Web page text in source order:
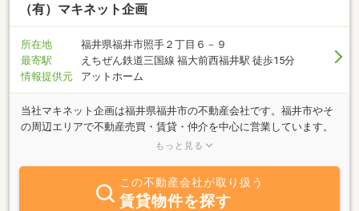
てください。また当社では貸家や売買不動産も取り扱っています。
です！物件探しはもちろん、不動産売却のご相談や査定依頼もおま
かせください。
（有）マキネット企画
所在地
福井県福井市照手２丁目６－９
最寄駅
えちぜん鉄道三国線 福大前西福井駅 徒歩15分
情報提供元
アットホーム
当社マキネット企画は福井県福井市の不動産会社です。福井市やそ
の周辺エリアで不動産売買・賃貸・仲介を中心に営業しています。
地域密着で営業していますので、福井市や周辺エリアで土地や戸
さい。また、福井市とその周辺エリアで不動産の売却をお考えの方
もぜひご連絡ください。相続のご相談も応じます。
もっと見る
この不動産会社が取り扱う
賃貸物件を探す